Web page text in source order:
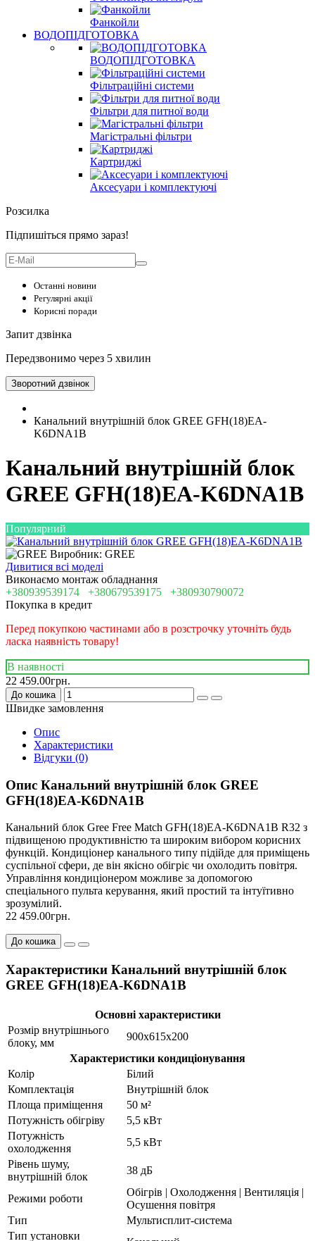
Фанкойли
ВОДОПІДГОТОВКА
ВОДОПІДГОТОВКА
Фільтраційні системи
Фільтри для питної води
Магістральні фільтри
Картриджі
Аксесуари і комплектуючі
Розсилка
Підпишіться прямо зараз!
Останні новини
Регулярні акції
Корисні поради
Запит дзвінка
Передзвонимо через 5 хвилин
Зворотний дзвінок
Канальний внутрішній блок GREE GFH(18)EA-
K6DNA1B
Канальний внутрішній блок
GREE GFH(18)EA-K6DNA1B
Популярний
Виробник: GREE
Дивитися всі моделі
Виконаємо монтаж обладнання
+380939539174 +380679539175 +380930790072
Покупка в кредит
Перед покупкою частинами або в розстрочку уточніть будь
ласка наявність товару!
В наявності
22 459.00грн.
До кошика
Швидке замовлення
Опис
Характеристики
Відгуки (0)
Опис Канальний внутрішній блок GREE
GFH(18)EA-K6DNA1B
Канальний блок Gree Free Match GFH(18)EA-K6DNA1B R32 з
підвищеною продуктивністю та широким вибором корисних
функцій. Кондиціонер канального типу підійде для приміщень
суспільної сфери, де він якісно обігріє чи охолодить повітря.
Управління кондиціонером можливе за допомогою
спеціального пульта керування, який простий та інтуїтивно
зрозумілий.
22 459.00грн.
До кошика
Характеристики Канальний внутрішній блок
GREE GFH(18)EA-K6DNA1B
Основні характеристики
Розмір внутрішнього
блоку, мм
900x615x200
Характеристики кондиціонування
Колір
Білий
Комплектація
Внутрішній блок
Площа приміщення
50 м²
Потужність обігріву
5,5 кВт
Потужність
охолодження
5,5 кВт
Рівень шуму,
внутрішній блок
38 дБ
Режими роботи
Обігрів | Охолодження | Вентиляція |
Осушення повітря
Тип
Мультисплит-система
Тип установки